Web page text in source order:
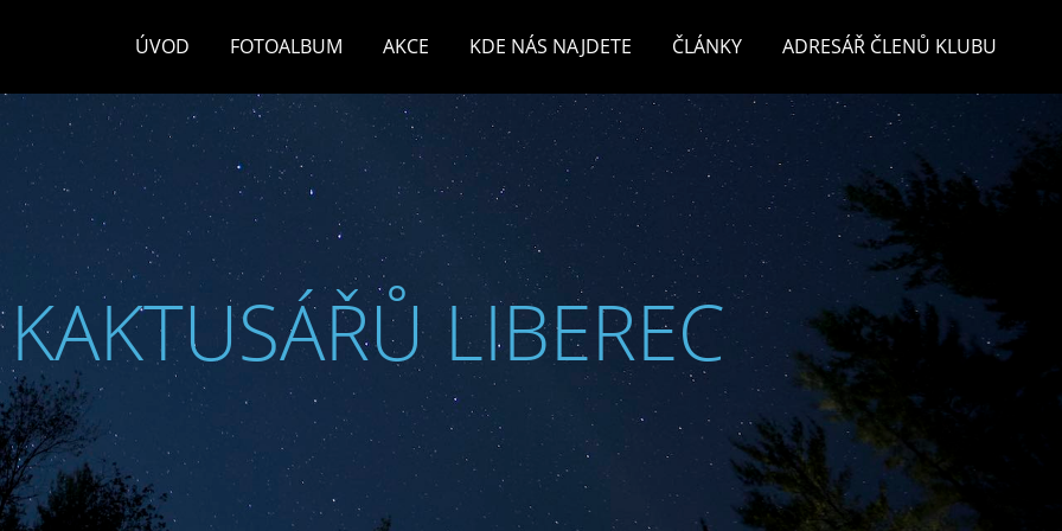
ÚVOD FOTOALBUM AKCE KDE NÁS NAJDETE ČLÁNKY ADRESÁŘ ČLENŮ KLUBU
LIBEREC